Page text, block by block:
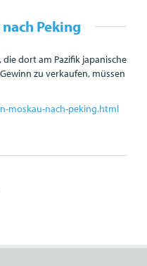
Peking
dort am Pazifik japanische
zu verkaufen, müssen
moskau-nach-peking.html